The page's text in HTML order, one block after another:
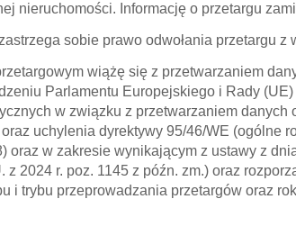
nieruchomości. Informację o przetargu
sobie prawo odwołania przetargu z
wiążę się z przetwarzaniem
Parlamentu Europejskiego i Rady
w związku z przetwarzaniem
uchylenia dyrektywy 95/46/WE (ogólne
oraz w zakresie wynikającym z ustawy z
z 2024 r. poz. 1145 z późn. zm.) oraz
i trybu przeprowadzania przetargów oraz